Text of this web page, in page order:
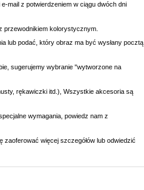
mail z potwierdzeniem w ciągu dwóch dni
przewodnikiem kolorystycznym.
lub podać, który obraz ma być wysłany pocztą
sugerujemy wybranie "wytworzone na
rękawiczki itd.), Wszystkie akcesoria są
wymagania, powiedz nam z
więcej szczegółów lub odwiedzić